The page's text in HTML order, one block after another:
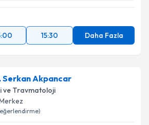
15:30 Daha Fazla
Serkan Akpancar
ve Travmatoloji